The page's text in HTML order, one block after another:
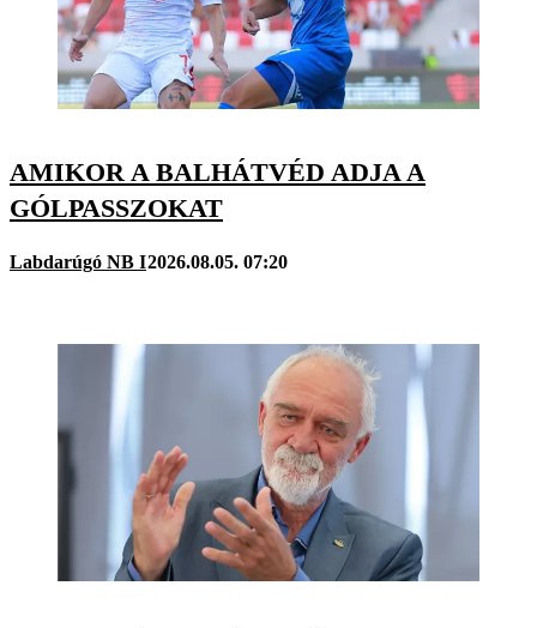
AMIKOR A BALHÁTVÉD ADJA A
GÓLPASSZOKAT
Labdarúgó NB I2026.08.05. 07:20